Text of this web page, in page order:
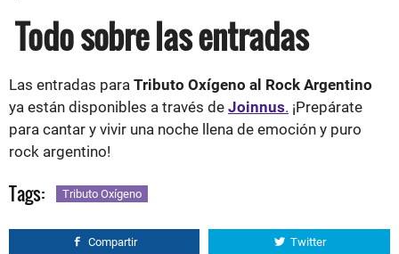
Todo sobre las entradas
Las entradas para Tributo Oxígeno al Rock Argentino
ya están disponibles a través de Joinnus. ¡Prepárate
para cantar y vivir una noche llena de emoción y puro
rock argentino!
Tags: Tributo Oxígeno
Compartir Twitter